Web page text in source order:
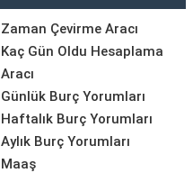
Zaman Çevirme Aracı
Kaç Gün Oldu Hesaplama
Aracı
Günlük Burç Yorumları
Haftalık Burç Yorumları
Aylık Burç Yorumları
Maaş